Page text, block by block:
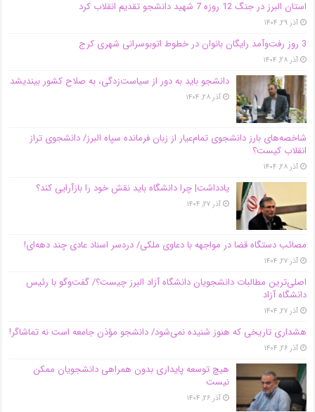
استان البرز در جنگ 12 روزه 7 شهید دانشجو تقدیم انقلاب کرد
آذر ۲۹, ۱۴۰۴
3 روز رفت‌وآمد رایگان بانوان در خطوط اتوبوسرانی شهری کرج
آذر ۲۸, ۱۴۰۴
دانشجو باید به دور از سیاست‌زدگی، به صلاح کشور بیندیشد
آذر ۲۸, ۱۴۰۴
شاخصه‌های بارز دانشجوی تمام‌عیار از زبان فرمانده سپاه البرز/ دانشجوی تراز
انقلاب کیست؟
آذر ۲۸, ۱۴۰۴
یادداشت| چرا دانشگاه باید نقش خود را بازآرایی کند؟
آذر ۲۷, ۱۴۰۴
مصائب دستگاه قضا در مواجهه با دعاوی ملکی/ دردسر اسناد عادی چند‌ دهه‌ای!
آذر ۲۷, ۱۴۰۴
اصلی‌ترین مطالبات دانشجویان دانشگاه آزاد البرز چیست؟/ گفت‌وگو با رئیس
دانشگاه آز‌اد
آذر ۲۷, ۱۴۰۴
هشداری تاریخی که هنوز شنیده نمی‌شود/ دانشجو مؤذن جامعه است نه تماشاگر!
آذر ۲۶, ۱۴۰۴
هیچ توسعه پایداری بدون همراهی دانشجویان ممکن
نیست
آذر ۲۶, ۱۴۰۴